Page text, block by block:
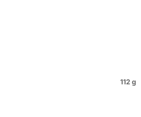
112 g